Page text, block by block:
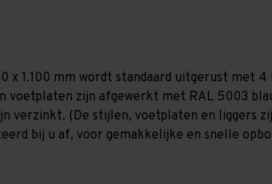
x 1.100 mm wordt standaard uitgerust met 4
voetplaten zijn afgewerkt met RAL 5003
verzinkt. (De stijlen, voetplaten en liggers
bij u af, voor gemakkelijke en snelle